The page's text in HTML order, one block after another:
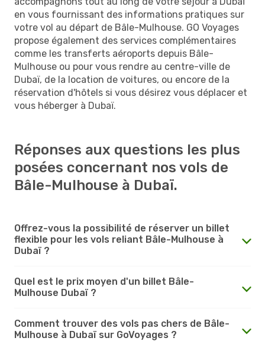
en vous fournissant des informations pratiques sur
votre vol au départ de Bâle-Mulhouse. GO Voyages
propose également des services complémentaires
comme les transferts aéroports depuis Bâle-
Mulhouse ou pour vous rendre au centre-ville de
Dubaï, de la location de voitures, ou encore de la
réservation d'hôtels si vous désirez vous déplacer et
vous héberger à Dubaï.
Réponses aux questions les plus
posées concernant nos vols de
Bâle-Mulhouse à Dubaï.
Offrez-vous la possibilité de réserver un billet
flexible pour les vols reliant Bâle-Mulhouse à
Dubaï ?
Quel est le prix moyen d'un billet Bâle-
Mulhouse Dubaï ?
Comment trouver des vols pas chers de Bâle-
Mulhouse à Dubaï sur GoVoyages ?